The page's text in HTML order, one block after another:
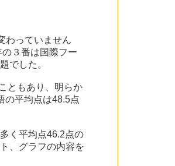
わっていません
３番は国際フー
でした。
ともあり、明らか
の平均点は48.5点
く平均点46.2点の
、グラフの内容を